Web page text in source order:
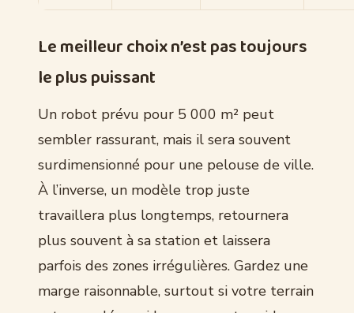
Le meilleur choix n’est pas toujours
le plus puissant
Un robot prévu pour 5 000 m² peut
sembler rassurant, mais il sera souvent
surdimensionné pour une pelouse de ville.
À l’inverse, un modèle trop juste
travaillera plus longtemps, retournera
plus souvent à sa station et laissera
parfois des zones irrégulières. Gardez une
marge raisonnable, surtout si votre terrain